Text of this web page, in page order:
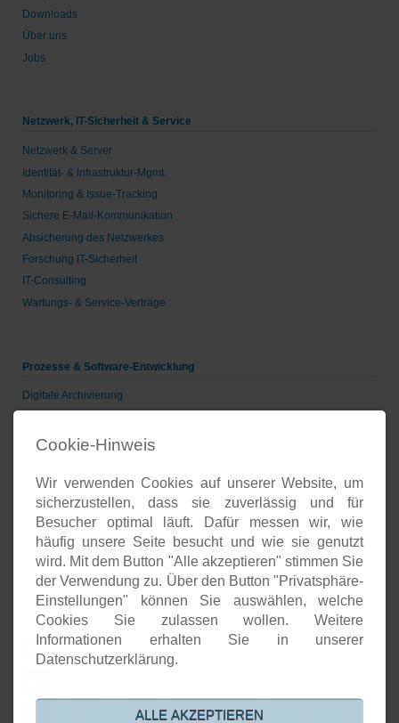
Downloads
Über uns
Jobs
Netzwerk, IT-Sicherheit & Service
Netzwerk & Server
Identität- & Infrastruktur-Mgmt.
Monitoring & Issue-Tracking
Sichere E-Mail-Kommunikation
Absicherung des Netzwerkes
Forschung IT-Sicherheit
IT-Consulting
Wartungs- & Service-Verträge
Prozesse & Software-Entwicklung
Digitale Archivierung
Voice-over-IP
Unternehmenspräsenzen
Software-Entwicklung
Onlineshops
Open-Source-Support
24.
JUL
Open Source basierte SIEM-Systeme im Vergleich
DiStEL-Projekts bei Bosch in Renningen stand im Scope der
Cookie-Hinweis
Wir verwenden Cookies auf unserer Website, um
sicherzustellen, dass sie zuverlässig und für
Besucher optimal läuft. Dafür messen wir, wie
häufig unsere Seite besucht und wie sie genutzt
wird. Mit dem Button "Alle akzeptieren" stimmen Sie
der Verwendung zu. Über den Button "Privatsphäre-
Einstellungen" können Sie auswählen, welche
Cookies Sie zulassen wollen. Weitere
Informationen erhalten Sie in unserer
Datenschutzerklärung.
ALLE AKZEPTIEREN